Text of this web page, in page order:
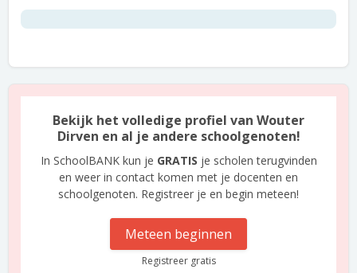
Bekijk het volledige profiel van Wouter
Dirven en al je andere schoolgenoten!
In SchoolBANK kun je GRATIS je scholen terugvinden
en weer in contact komen met je docenten en
schoolgenoten. Registreer je en begin meteen!
Meteen beginnen
Registreer gratis